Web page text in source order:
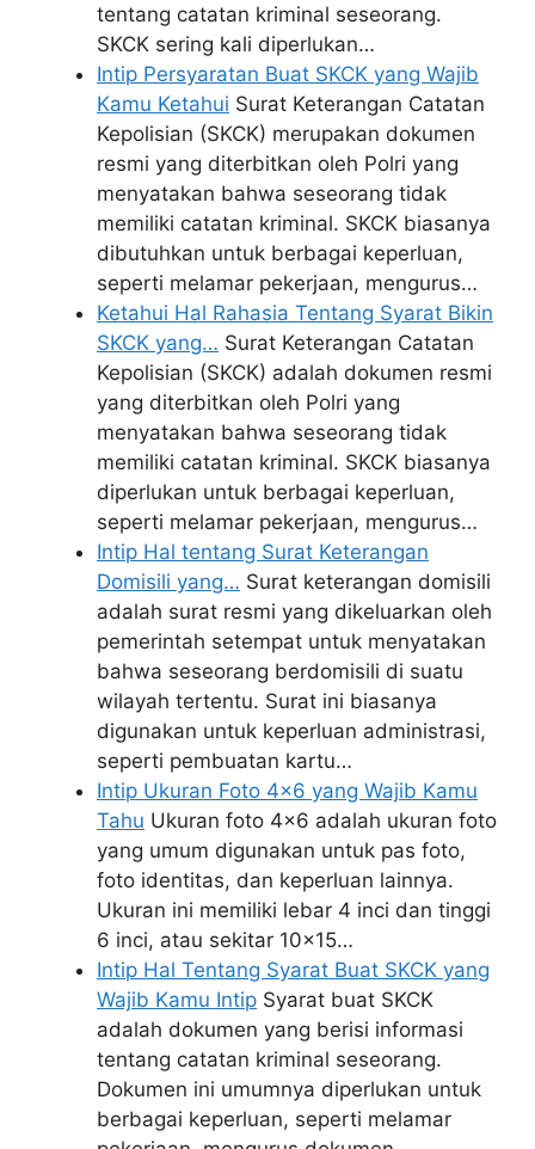
tentang catatan kriminal seseorang.
SKCK sering kali diperlukan…
Intip Persyaratan Buat SKCK yang Wajib
Kamu Ketahui Surat Keterangan Catatan
Kepolisian (SKCK) merupakan dokumen
resmi yang diterbitkan oleh Polri yang
menyatakan bahwa seseorang tidak
memiliki catatan kriminal. SKCK biasanya
dibutuhkan untuk berbagai keperluan,
seperti melamar pekerjaan, mengurus…
Ketahui Hal Rahasia Tentang Syarat Bikin
SKCK yang… Surat Keterangan Catatan
Kepolisian (SKCK) adalah dokumen resmi
yang diterbitkan oleh Polri yang
menyatakan bahwa seseorang tidak
memiliki catatan kriminal. SKCK biasanya
diperlukan untuk berbagai keperluan,
seperti melamar pekerjaan, mengurus…
Intip Hal tentang Surat Keterangan
Domisili yang… Surat keterangan domisili
adalah surat resmi yang dikeluarkan oleh
pemerintah setempat untuk menyatakan
bahwa seseorang berdomisili di suatu
wilayah tertentu. Surat ini biasanya
digunakan untuk keperluan administrasi,
seperti pembuatan kartu…
Intip Ukuran Foto 4x6 yang Wajib Kamu
Tahu Ukuran foto 4x6 adalah ukuran foto
yang umum digunakan untuk pas foto,
foto identitas, dan keperluan lainnya.
Ukuran ini memiliki lebar 4 inci dan tinggi
6 inci, atau sekitar 10x15…
Intip Hal Tentang Syarat Buat SKCK yang
Wajib Kamu Intip Syarat buat SKCK
adalah dokumen yang berisi informasi
tentang catatan kriminal seseorang.
Dokumen ini umumnya diperlukan untuk
berbagai keperluan, seperti melamar